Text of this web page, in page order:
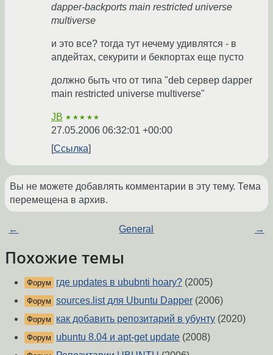
dapper-backports main restricted universe
multiverse
и это все? тогда тут нечему удивлятся - в
апдейтах, секурити и бекпортах еще пусто
должно быть что от типа "deb сервер dapper
main restricted universe multiverse"
JB ★★★★★
27.05.2006 06:32:01 +00:00
Ссылка
Вы не можете добавлять комментарии в эту тему. Тема
перемещена в архив.
← General →
Похожие темы
Форум где updates в ububnti hoary? (2005)
Форум sources.list для Ubuntu Dapper (2006)
Форум как добавить репозитарий в убунту (2020)
Форум ubuntu 8.04 и apt-get update (2008)